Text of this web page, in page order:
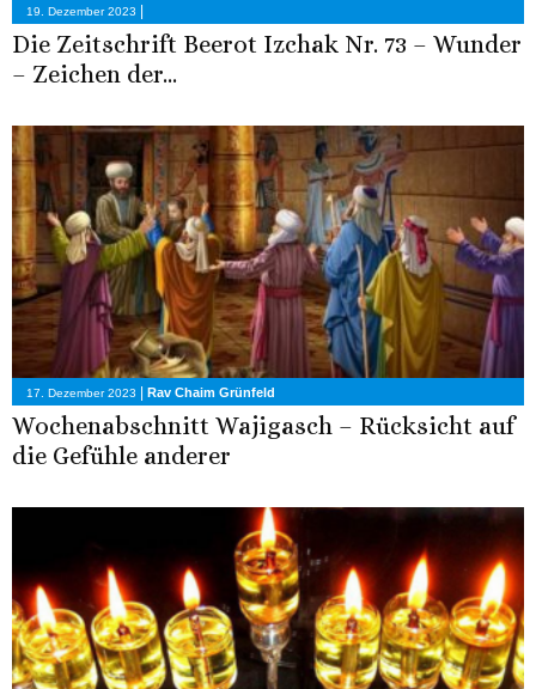
19. Dezember 2023 |
Die Zeitschrift Beerot Izchak Nr. 73 – Wunder
– Zeichen der...
17. Dezember 2023 Rav Chaim Grünfeld
Wochenabschnitt Wajigasch – Rücksicht auf
die Gefühle anderer